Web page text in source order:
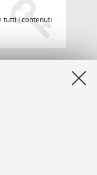
tutti i contenuti